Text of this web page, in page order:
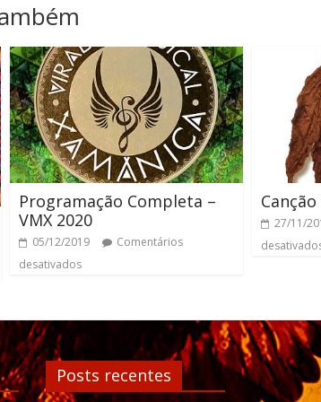
Programação Completa –
VMX 2020
05/12/2019
Comentários
desativados
27/11/
Posts recentes